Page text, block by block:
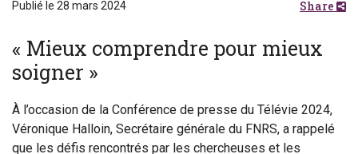
Publié le 28 mars 2024 Share
« Mieux comprendre pour mieux
soigner »
À l’occasion de la Conférence de presse du Télévie 2024,
Véronique Halloin, Secrétaire générale du FNRS, a rappelé
que les défis rencontrés par les chercheuses et les